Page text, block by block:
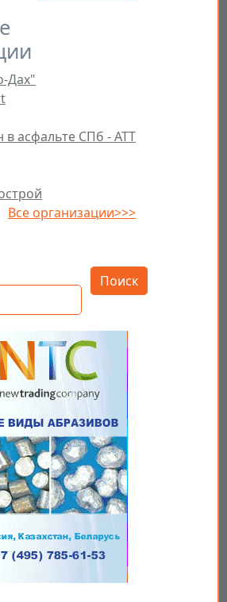
Дах"
асфальте СПб - ATT
Все организации>>>